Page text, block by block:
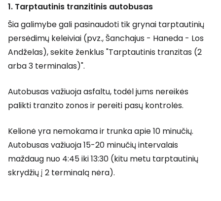
1. Tarptautinis tranzitinis autobusas
Šia galimybe gali pasinaudoti tik grynai tarptautinių
persėdimų keleiviai (pvz., Šanchajus - Haneda - Los
Andželas), sekite ženklus "Tarptautinis tranzitas (2
arba 3 terminalas)".
Autobusas važiuoja asfaltu, todėl jums nereikės
palikti tranzito zonos ir pereiti pasų kontrolės.
Kelionė yra nemokama ir trunka apie 10 minučių.
Autobusas važiuoja 15-20 minučių intervalais
maždaug nuo 4:45 iki 13:30 (kitu metu tarptautinių
skrydžių į 2 terminalą nėra).